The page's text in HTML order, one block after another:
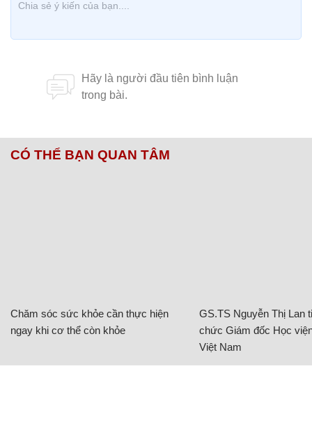
CÓ THỂ BẠN QUAN TÂM
Chăm sóc sức khỏe cần thực hiện
ngay khi cơ thể còn khỏe
GS.TS Nguyễn Thị Lan
chức Giám đốc Học
Việt Nam